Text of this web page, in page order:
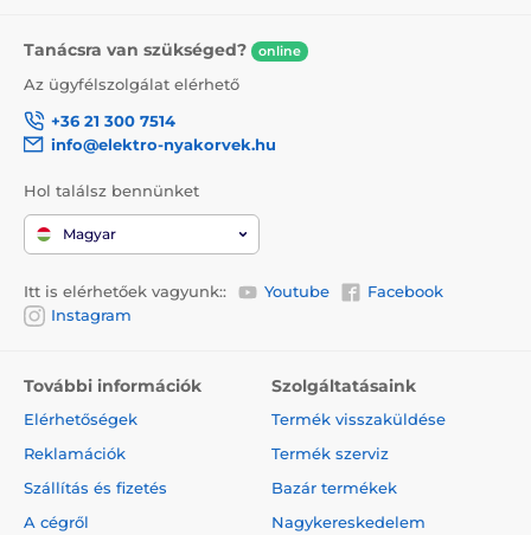
Tanácsra van szükséged? online
Az ügyfélszolgálat elérhető
+36 21 300 7514
info@elektro-nyakorvek.hu
Hol találsz bennünket
Magyar
Itt is elérhetőek vagyunk:: Youtube
Facebook
Instagram
További információk
Elérhetőségek
Reklamációk
Szállítás és fizetés
A cégről
Szolgáltatásaink
Termék visszaküldése
Termék szerviz
Bazár termékek
Nagykereskedelem